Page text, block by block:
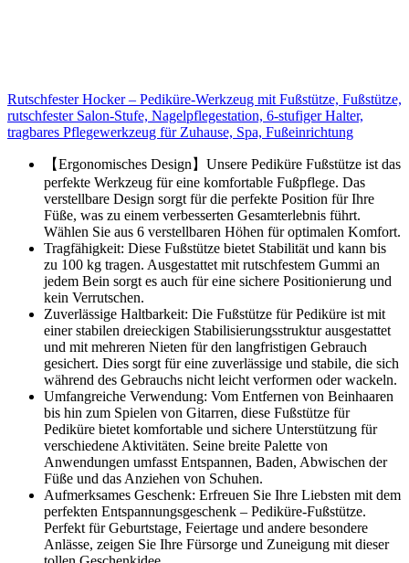
Rutschfester Hocker – Pediküre-Werkzeug mit Fußstütze, Fußstütze,
rutschfester Salon-Stufe, Nagelpflegestation, 6-stufiger Halter,
tragbares Pflegewerkzeug für Zuhause, Spa, Fußeinrichtung
【Ergonomisches Design】Unsere Pediküre Fußstütze ist das
perfekte Werkzeug für eine komfortable Fußpflege. Das
verstellbare Design sorgt für die perfekte Position für Ihre
Füße, was zu einem verbesserten Gesamterlebnis führt.
Wählen Sie aus 6 verstellbaren Höhen für optimalen Komfort.
Tragfähigkeit: Diese Fußstütze bietet Stabilität und kann bis
zu 100 kg tragen. Ausgestattet mit rutschfestem Gummi an
jedem Bein sorgt es auch für eine sichere Positionierung und
kein Verrutschen.
Zuverlässige Haltbarkeit: Die Fußstütze für Pediküre ist mit
einer stabilen dreieckigen Stabilisierungsstruktur ausgestattet
und mit mehreren Nieten für den langfristigen Gebrauch
gesichert. Dies sorgt für eine zuverlässige und stabile, die sich
während des Gebrauchs nicht leicht verformen oder wackeln.
Umfangreiche Verwendung: Vom Entfernen von Beinhaaren
bis hin zum Spielen von Gitarren, diese Fußstütze für
Pediküre bietet komfortable und sichere Unterstützung für
verschiedene Aktivitäten. Seine breite Palette von
Anwendungen umfasst Entspannen, Baden, Abwischen der
Füße und das Anziehen von Schuhen.
Aufmerksames Geschenk: Erfreuen Sie Ihre Liebsten mit dem
perfekten Entspannungsgeschenk – Pediküre-Fußstütze.
Perfekt für Geburtstage, Feiertage und andere besondere
Anlässe, zeigen Sie Ihre Fürsorge und Zuneigung mit dieser